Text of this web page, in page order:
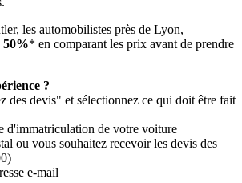
les automobilistes près de Lyon,
50%* en comparant les prix avant de prendre
?
des devis" et sélectionnez ce qui doit être fait
d'immatriculation de votre voiture
ou vous souhaitez recevoir les devis des
e-mail